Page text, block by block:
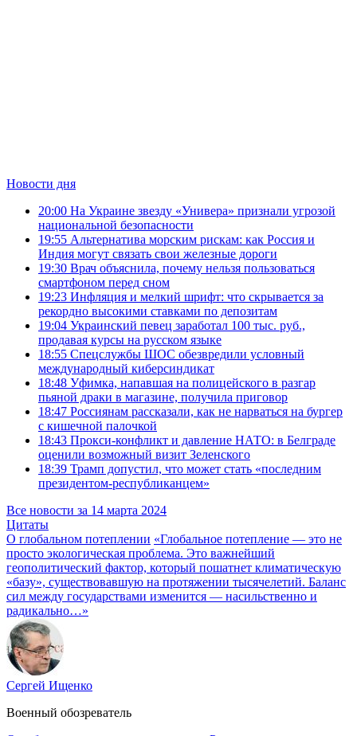
Новости дня
20:00 На Украине звезду «Универа» признали угрозой
национальной безопасности
19:55 Альтернатива морским рискам: как Россия и
Индия могут связать свои железные дороги
19:30 Врач объяснила, почему нельзя пользоваться
смартфоном перед сном
19:23 Инфляция и мелкий шрифт: что скрывается за
рекордно высокими ставками по депозитам
19:04 Украинский певец заработал 100 тыс. руб.,
продавая курсы на русском языке
18:55 Спецслужбы ШОС обезвредили условный
международный киберсиндикат
18:48 Уфимка, напавшая на полицейского в разгар
пьяной драки в магазине, получила приговор
18:47 Россиянам рассказали, как не нарваться на бургер
с кишечной палочкой
18:43 Прокси-конфликт и давление НАТО: в Белграде
оценили возможный визит Зеленского
18:39 Трамп допустил, что может стать «последним
президентом-республиканцем»
Все новости за 14 марта 2024
Цитаты
О глобальном потеплении «Глобальное потепление — это не
просто экологическая проблема. Это важнейший
геополитический фактор, который пошатнет климатическую
«базу», существовавшую на протяжении тысячелетий. Баланс
сил между государствами изменится — насильственно и
радикально…»
Сергей Ищенко
Военный обозреватель